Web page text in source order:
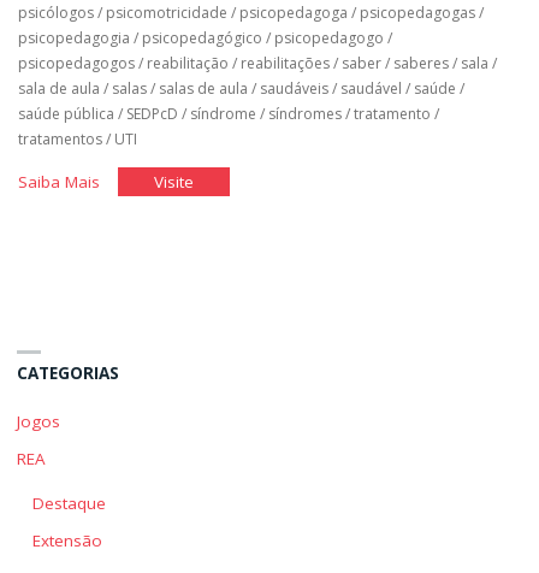
psicólogos/ psicomotricidade / psicopedagoga / psicopedagogas/
psicopedagogia / psicopedagógico / psicopedagogo /
psicopedagogos/ reabilitação / reabilitações/ saber/ saberes/ sala /
sala de aula / salas/ salas de aula / saudáveis/ saudável / saúde /
saúde pública / SEDPcD / síndrome / síndromes/tratamento /
tratamentos/ UTI
Saiba Mais"Classe Visite"Classe
CATEGORIAS
Jogos
REA
Destaque
Extensão